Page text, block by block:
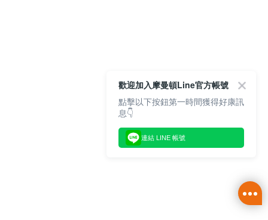
歡迎加入摩曼頓Line官方帳號
點擊以下按鈕第一時間獲得好康訊
息👇
連結 LINE 帳號